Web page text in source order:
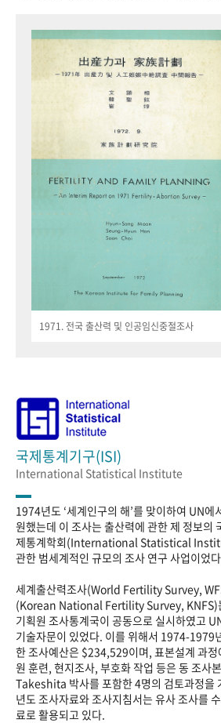
1971. 전국 출산력 및 인공임신중절조사
국제통계기구(ISI)
International Statistical Institute
1974년도 ‘세계인구의 해’를 맞이하여 UN에
원했는데 이 조사는 출산력에 관한 제 정보의
제통계학회(International Statistical
관한 범세계적인 규모의 조사 연구 사업이었다.
세계출산력조사(World Fertility Survey,
(Korean National Fertility Survey, KNFS)
기획원 조사통계국이 공동으로 실시하였고
기술자문이 있었다. 이를 위해서 1974-1979
한 조사예산은 $234,529이며, 표본설계 과정
원 훈련, 현지조사, 부호화 작업 등은 동 조사
Takeshita 박사를 포함한 4명의 검토과정을
년도 조사자료와 조사지침서는 유사 조사를
료로 활용되고 있다.